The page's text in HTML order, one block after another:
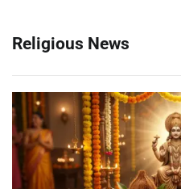
Religious News